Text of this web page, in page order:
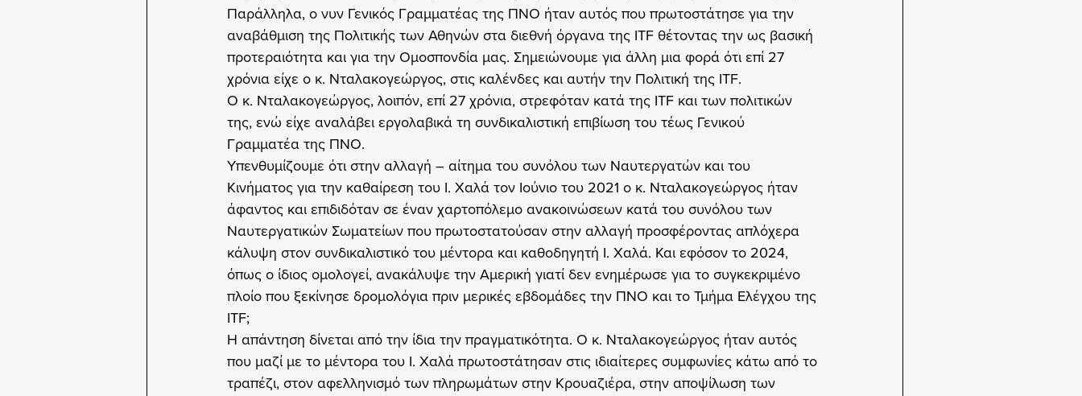
Παράλληλα, ο νυν Γενικός Γραμματέας της ΠΝΟ ήταν αυτός που πρωτοστάτησε για την
αναβάθμιση της Πολιτικής των Αθηνών στα διεθνή όργανα της ITF θέτοντας την ως βασική
προτεραιότητα και για την Ομοσπονδία μας. Σημειώνουμε για άλλη μια φορά ότι επί 27
χρόνια είχε ο κ. Νταλακογεώργος, στις καλένδες και αυτήν την Πολιτική της ITF.
Ο κ. Νταλακογεώργος, λοιπόν, επί 27 χρόνια, στρεφόταν κατά της ITF και των πολιτικών
της, ενώ είχε αναλάβει εργολαβικά τη συνδικαλιστική επιβίωση του τέως Γενικού
Γραμματέα της ΠΝΟ.
Υπενθυμίζουμε ότι στην αλλαγή – αίτημα του συνόλου των Ναυτεργατών και του
Κινήματος για την καθαίρεση του Ι. Χαλά τον Ιούνιο του 2021 ο κ. Νταλακογεώργος ήταν
άφαντος και επιδιδόταν σε έναν χαρτοπόλεμο ανακοινώσεων κατά του συνόλου των
Ναυτεργατικών Σωματείων που πρωτοστατούσαν στην αλλαγή προσφέροντας απλόχερα
κάλυψη στον συνδικαλιστικό του μέντορα και καθοδηγητή Ι. Χαλά. Και εφόσον το 2024,
όπως ο ίδιος ομολογεί, ανακάλυψε την Αμερική γιατί δεν ενημέρωσε για το συγκεκριμένο
πλοίο που ξεκίνησε δρομολόγια πριν μερικές εβδομάδες την ΠΝΟ και το Τμήμα Ελέγχου της
ITF;
Η απάντηση δίνεται από την ίδια την πραγματικότητα. Ο κ. Νταλακογεώργος ήταν αυτός
που μαζί με το μέντορα του Ι. Χαλά πρωτοστάτησαν στις ιδιαίτερες συμφωνίες κάτω από το
τραπέζι, στον αφελληνισμό των πληρωμάτων στην Κρουαζιέρα, στην αποψίλωση των